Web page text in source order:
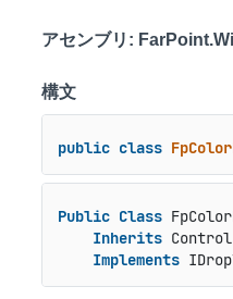
アセンブリ :
構文
public class
Public Class
Inherits Control
Implements